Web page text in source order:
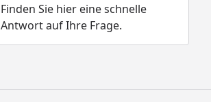
Finden Sie hier eine schnelle
Antwort auf Ihre Frage.